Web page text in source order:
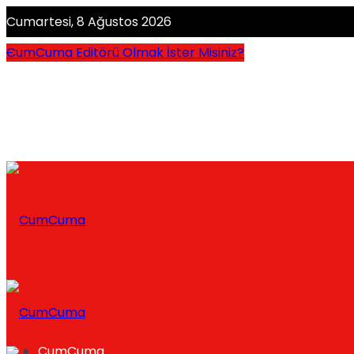
Cumartesi, 8 Ağustos 2026
CumCuma Editörü Olmak İster Misiniz?